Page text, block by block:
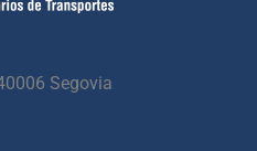
Segovia